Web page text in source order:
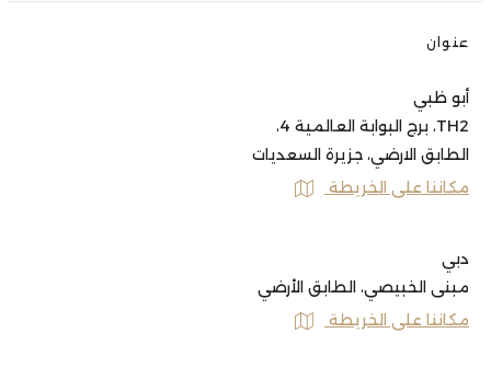
عنوان
أبو ظبي
TH2، برج البوابة العالمية 4،
الطابق الارضي، جزيرة السعديات
مكاننا على الخريطة
دبي
مبنى الخبيصي، الطابق الأرضي
مكاننا على الخريطة